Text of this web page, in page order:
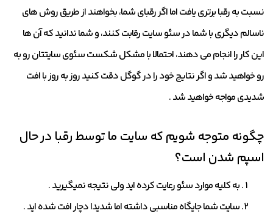
نسبت به رقبا برتری یافت اما اگر رقبای شما، بخواهند از طریق روش های
ناسالم دیگری با شما در سئو سایت رقابت کنند، و شما ندانید که آن ها
این کار را انجام می دهند، احتمالا با مشکل شکست سئوی سایتتان رو به
رو خواهید شد و اگر نتایج خود را در گوگل دقت کنید روز به روز با افت
شدیدی مواجه خواهید شد .
چگونه متوجه شویم که سایت ما توسط رقبا در حال
اسپم شدن است؟
به کلیه موارد سئو رعایت کرده اید ولی نتیجه نمیگیرید .
سایت شما جایگاه مناسبی داشته اما شدیدا دچار افت شده اید .